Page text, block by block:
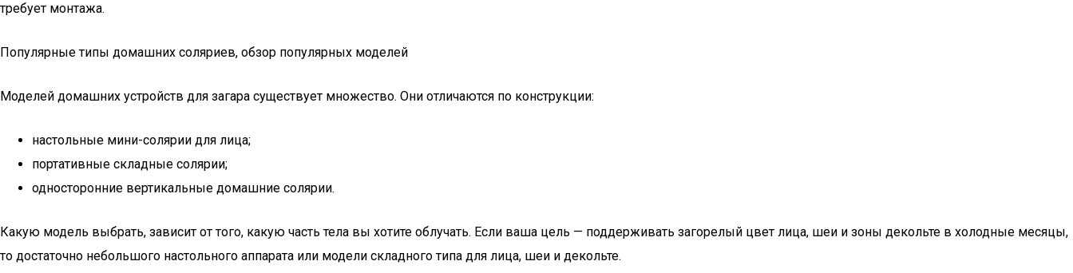
требует монтажа.
Популярные типы домашних соляриев, обзор популярных моделей
Моделей домашних устройств для загара существует множество. Они отличаются по конструкции:
настольные мини-солярии для лица;
портативные складные солярии;
односторонние вертикальные домашние солярии.
Какую модель выбрать, зависит от того, какую часть тела вы хотите облучать. Если ваша цель — поддерживать загорелый цвет лица, шеи и зоны декольте в холодные месяцы,
то достаточно небольшого настольного аппарата или модели складного типа для лица, шеи и декольте.